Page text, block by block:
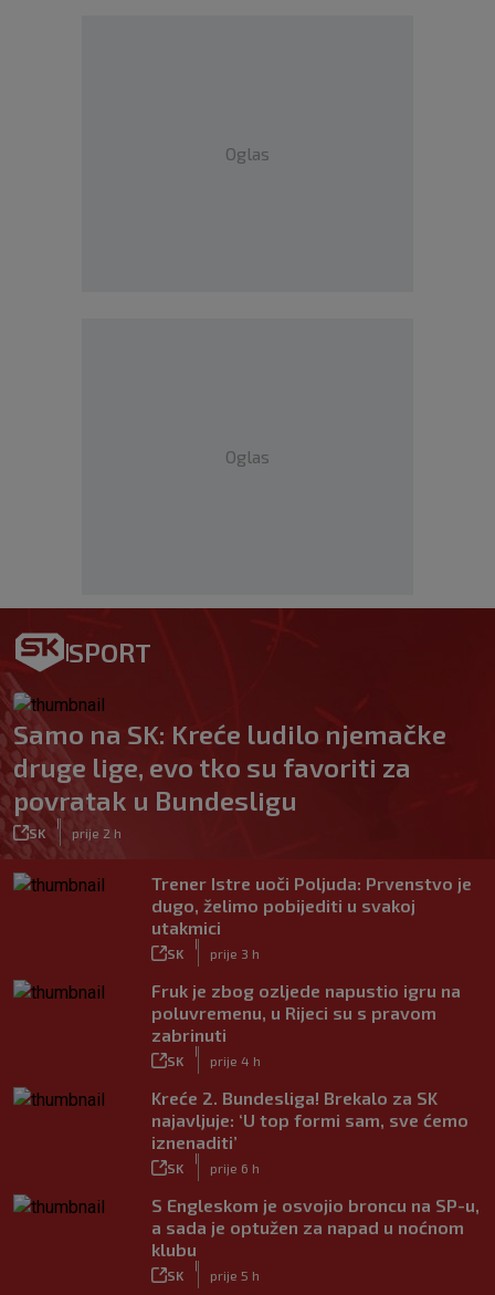
Oglas
Oglas
SPORT
Samo na SK: Kreće ludilo njemačke
druge lige, evo tko su favoriti za
povratak u Bundesligu
SK prije 2 h
Trener Istre uoči Poljuda: Prvenstvo je
dugo, želimo pobijediti u svakoj
utakmici
SK prije 3 h
Fruk je zbog ozljede napustio igru na
poluvremenu, u Rijeci su s pravom
zabrinuti
SK prije 4 h
Kreće 2. Bundesliga! Brekalo za SK
najavljuje: ‘U top formi sam, sve ćemo
iznenaditi’
SK prije 6 h
S Engleskom je osvojio broncu na SP-u,
a sada je optužen za napad u noćnom
klubu
SK prije 5 h